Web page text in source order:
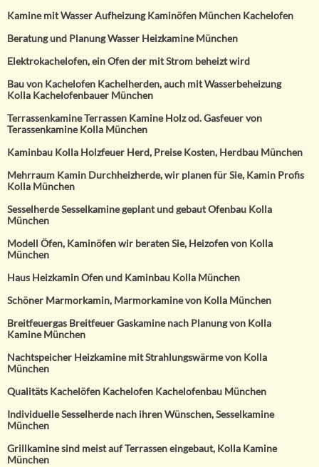
Kamine mit Wasser Aufheizung Kaminöfen München Kachelofen
Beratung und Planung Wasser Heizkamine München
Elektrokachelofen, ein Ofen der mit Strom beheizt wird
Bau von Kachelofen Kachelherden, auch mit Wasserbeheizung
Kolla Kachelofenbauer München
Terrassenkamine Terrassen Kamine Holz od. Gasfeuer von
Terassenkamine Kolla München
Kaminbau Kolla Holzfeuer Herd, Preise Kosten, Herdbau München
Mehrraum Kamin Durchheizherde, wir planen für Sie, Kamin Profis
Kolla München
Sesselherde Sesselkamine geplant und gebaut Ofenbau Kolla
München
Modell Öfen, Kaminöfen wir beraten Sie, Heizofen von Kolla
München
Haus Heizkamin Ofen und Kaminbau Kolla München
Schöner Marmorkamin, Marmorkamine von Kolla München
Breitfeuergas Breitfeuer Gaskamine nach Planung von Kolla
Kamine München
Nachtspeicher Heizkamine mit Strahlungswärme von Kolla
München
Qualitäts Kachelöfen Kachelofen Kachelofenbau München
Individuelle Sesselherde nach ihren Wünschen, Sesselkamine
München
Grillkamine sind meist auf Terrassen eingebaut, Kolla Kamine
München